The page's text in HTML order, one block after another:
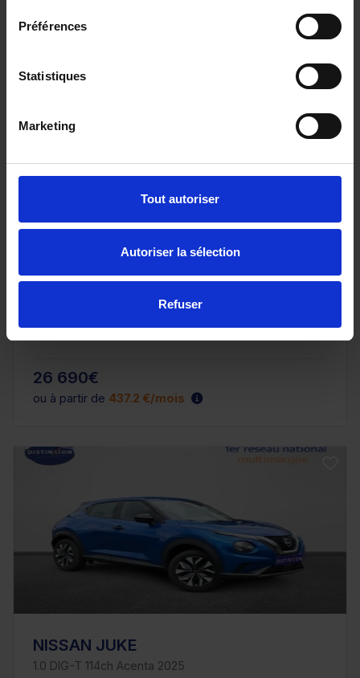
Préférences
Statistiques
Marketing
Tout autoriser
Autoriser la sélection
Refuser
NISSAN QASHQAI
1.3 Mild Hybrid 158ch N-Connecta Xtronic
auto
26 690€
ou à partir de 437.2 €/mois
NISSAN JUKE
1.0 DIG-T 114ch Acenta 2025